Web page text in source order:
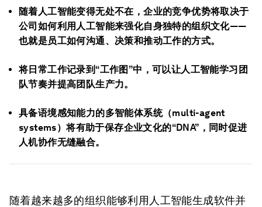
随着人工智能变得无处不在，企业的竞争优势将取决于
公司如何利用人工智能来强化自身独特的组织文化——
也就是员工如何沟通、决策和推动工作的方式。
将日常工作记录到“工作图”中，可以让人工智能学习团
队节奏并提高团队生产力。
具备语境感知能力的多智能体系统（multi-agent
systems）将有助于保存企业文化的“DNA”，同时促进
人机协作无缝融合。
随着越来越多的组织能够利用人工智能生成软件并